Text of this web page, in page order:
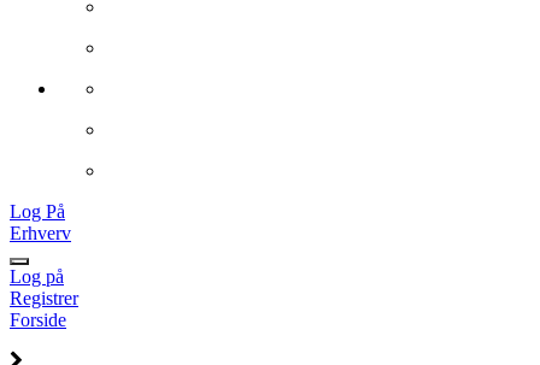
Log På
Erhverv
Log på
Registrer
Forside